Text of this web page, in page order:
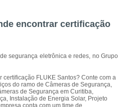
encontrar certificação
segurança eletrônica e redes, no Grupo
certificação FLUKE Santos? Conte com a
do ramo de Câmeras de Segurança,
de Segurança em Curitiba,
Instalação de Energia Solar, Projeto
conta com um time de